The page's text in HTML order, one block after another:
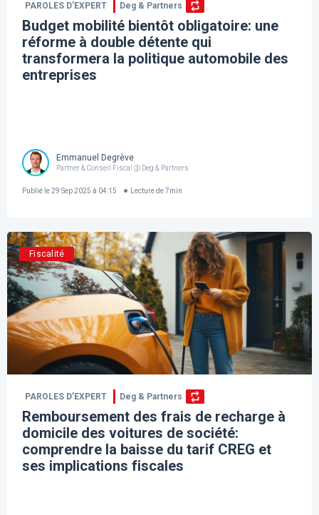
PAROLES D’EXPERT Deg & Partners
Budget mobilité bientôt obligatoire: une
réforme à double détente qui
transformera la politique automobile des
entreprises
Emmanuel Degrève
Partner & Conseil Fiscal @ Deg & Partners
Publié le29 Sep 2025 à 04:15 Lecture de 7min
Fiscalité
PAROLES D’EXPERT Deg & Partners
Remboursement des frais de recharge à
domicile des voitures de société:
comprendre la baisse du tarif CREG et
ses implications fiscales